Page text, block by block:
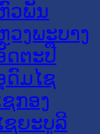
ວພັນ
ວງພະບາງ
ດຕະປື
ດົມໄຊ
ກອງ
ຊຍະບູລີ